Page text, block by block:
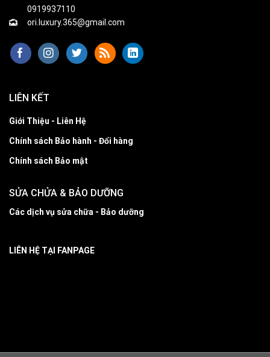
0919937110
ori.luxury.365@gmail.com
LIÊN KẾT
Giới Thiệu - Liên Hệ
Chính sách Bảo hành - Đổi hàng
Chính sách Bảo mật
SỬA CHỬA & BẢO DƯỠNG
Các dịch vụ sửa chữa - Bảo dưỡng
LIÊN HỆ TẠI FANPAGE